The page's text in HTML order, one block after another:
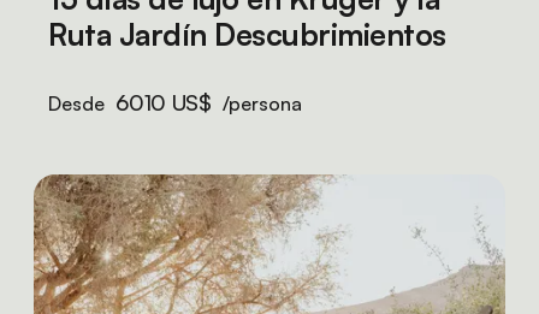
Ruta Jardín Descubrimientos
Desde 6010 US$ /persona